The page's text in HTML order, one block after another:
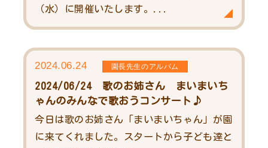
（水）に開催いたします。...
2024.06.24 園長先生のアルバム
2024/06/24 歌のお姉さん まいまいち
ゃんのみんなで歌おうコンサート♪
今日は歌のお姉さん「まいまいちゃん」が園
に来てくれました。スタートから子ども達と